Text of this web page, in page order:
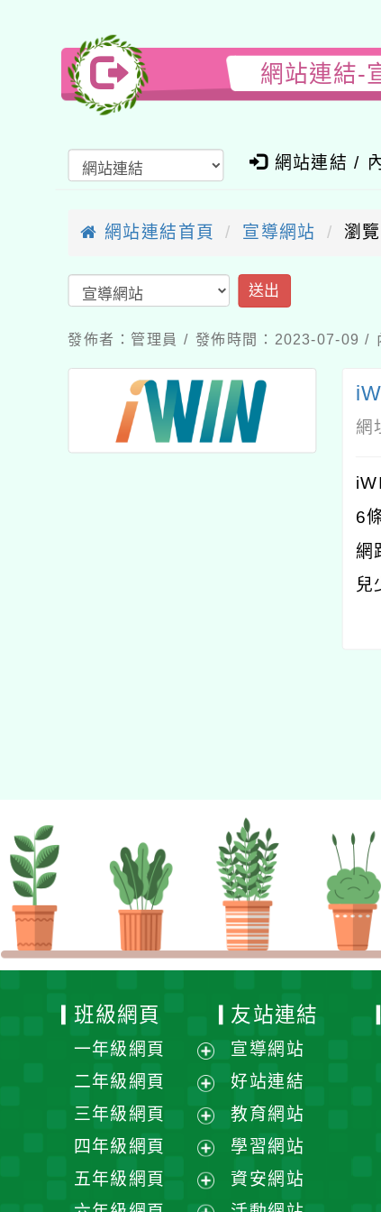
網站連結-
網站連結 / 內
網站連結首頁 宣導網站 瀏覽
送出
發佈者：管理員 / 發佈時間：2023-07-09 /
網
6
網
兒
班級網頁
一年級網頁
展
選
單
二年級網頁
展
開
選
單
三年級網頁
展
開
選
四年級網頁
展
開
五年級網頁
展
友站連結
宣導網站
好站連結
教育網站
學習網站
資安網站